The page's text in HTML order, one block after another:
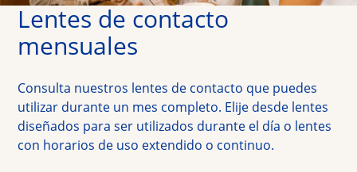
Lentes de contacto
mensuales
Consulta nuestros lentes de contacto que puedes
utilizar durante un mes completo. Elije desde lentes
con horarios de uso extendido o continuo.